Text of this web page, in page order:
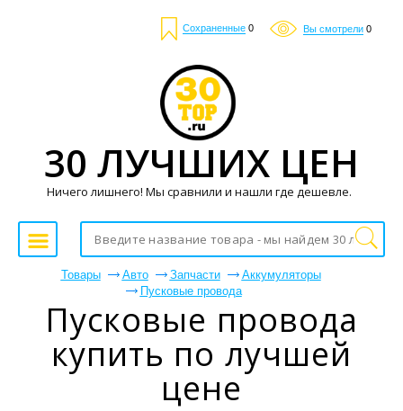
Сохраненные 0 Вы смотрели 0
Товары Авто Запчасти
Аккумуляторы
Пусковые провода
Пусковые провода
купить по лучшей
цене
30 ЛУЧШИХ ЦЕН
Ничего лишнего! Мы сравнили и нашли где дешевле.